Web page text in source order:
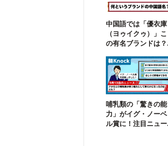
中国語では「優衣庫
（ヨゥイクゥ）」こ
の有名ブランドは？
哺乳類の「驚きの能
力」がイグ・ノーベ
ル賞に！注目ニュー